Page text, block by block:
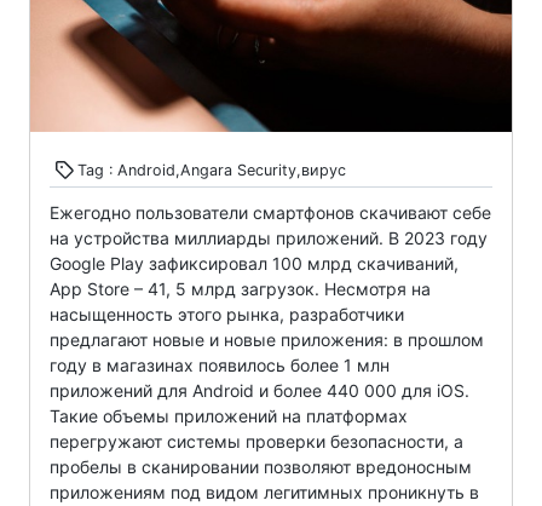
Tag : Android,Angara Security,вирус
Ежегодно пользователи смартфонов скачивают себе
на устройства миллиарды приложений. В 2023 году
Google Play зафиксировал 100 млрд скачиваний,
App Store – 41, 5 млрд загрузок. Несмотря на
насыщенность этого рынка, разработчики
предлагают новые и новые приложения: в прошлом
году в магазинах появилось более 1 млн
приложений для Android и более 440 000 для iOS.
Такие объемы приложений на платформах
перегружают системы проверки безопасности, а
пробелы в сканировании позволяют вредоносным
приложениям под видом легитимных проникнуть в